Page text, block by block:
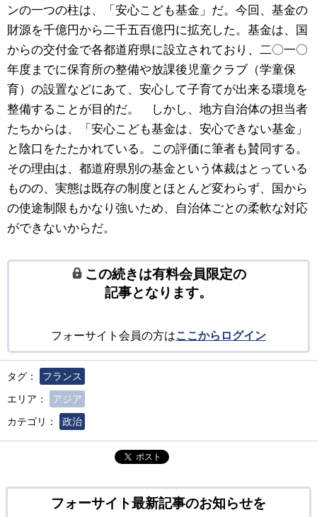
ンの一つの柱は、「安心こども基金」だ。今回、基金の
財源を千億円から二千五百億円に拡充した。基金は、国
からの交付金で各都道府県に設立されており、二〇一〇
年度までに保育所の整備や放課後児童クラブ（学童保
育）の設置などにあて、安心して子育てが出来る環境を
整備することが目的だ。 しかし、地方自治体の担当者
たちからは、「安心こども基金は、安心できない基金」
と陰口をたたかれている。この評価に筆者も賛同する。
その理由は、都道府県別の基金という体裁はとっている
ものの、実態は既存の制度とほとんど変わらず、国から
の使途制限もかなり強いため、自治体ごとの柔軟な対応
ができないからだ。
この続きは有料会員限定の
記事となります。
フォーサイト会員の方はここからログイン
タグ：
フランス
エリア：
アジア
カテゴリ：
政治
ポスト
フォーサイト最新記事のお知らせを